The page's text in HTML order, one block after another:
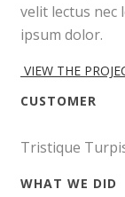
velit lectus nec
ipsum dolor.
VIEW THE
CUSTOMER
Tristique
WHAT WE DID